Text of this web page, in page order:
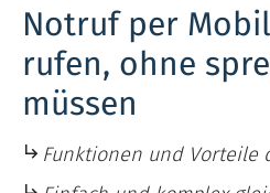
Notruf per
rufen, ohne
müssen
Funktionen und Vorteile